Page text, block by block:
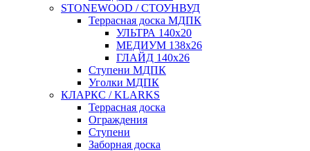
STONEWOOD / СТОУНВУД
Террасная доска МДПК
УЛЬТРА 140x20
МЕДИУМ 138x26
ГЛАЙД 140x26
Ступени МДПК
Уголки МДПК
КЛАРКС / KLARKS
Террасная доска
Ограждения
Ступени
Заборная доска